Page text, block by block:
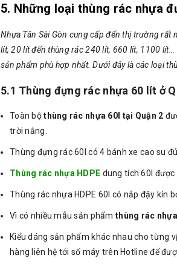
5. Những loại thùng rác nhựa
Nhựa Tân Sài Gòn cung cấp đến thị trường rất
lít, 20 lít đến thùng rác 240 lít, 660 lít, 1100 lít…
sản phẩm phù hợp nhất. Dưới đây là các loại
5.1 Thùng đựng rác nhựa 60 lít ở
Toàn bộthùng rác nhựa 60l tại Quận 2
trời nắng.
Thùng đựng rác 60l có 4 bánh xe cao su
Thùng rác nhựa HDPE dung tích 60l được
Thùng rác nhựa HDPE 60l có nắp đậy kín
Vì có nhiều mẫu sản phẩm thùng rác
Kiểu dáng sản phẩm khác nhau cho từng
hàng liên hệ tới số máy trên Hotline để